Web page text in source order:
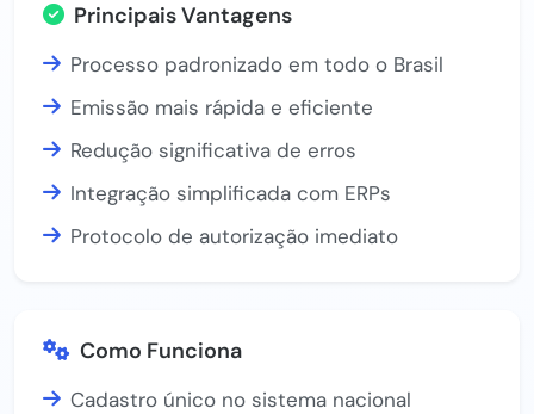
Principais Vantagens
Processo padronizado em todo o Brasil
Emissão mais rápida e eficiente
Redução significativa de erros
Integração simplificada com ERPs
Protocolo de autorização imediato
Como Funciona
Cadastro único no sistema nacional